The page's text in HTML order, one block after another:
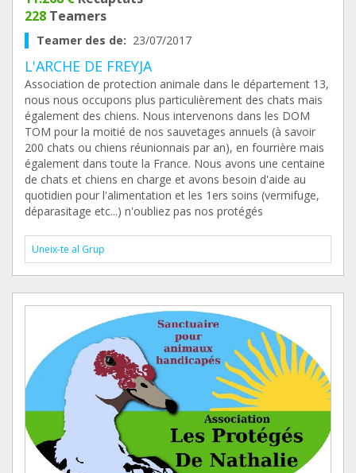
228 Teamers
Teamer des de: 23/07/2017
L'ARCHE DE FREYJA
Association de protection animale dans le département 13,
nous nous occupons plus particulièrement des chats mais
également des chiens. Nous intervenons dans les DOM
TOM pour la moitié de nos sauvetages annuels (à savoir
200 chats ou chiens réunionnais par an), en fourrière mais
également dans toute la France. Nous avons une centaine
de chats et chiens en charge et avons besoin d'aide au
quotidien pour l'alimentation et les 1ers soins (vermifuge,
déparasitage etc...) n'oubliez pas nos protégés
Uneix-te al Grup